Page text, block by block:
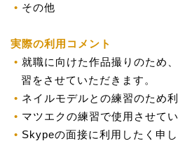
その他
実際の利用 コメント
就職に向けた作品撮りのため
習をさせていただきます。
ネイルモデルとの練習のため
マツエクの練習で使用させてい
Skypeの面接に利用したく申